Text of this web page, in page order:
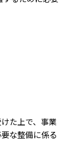
た上で、事業
な整備に係る